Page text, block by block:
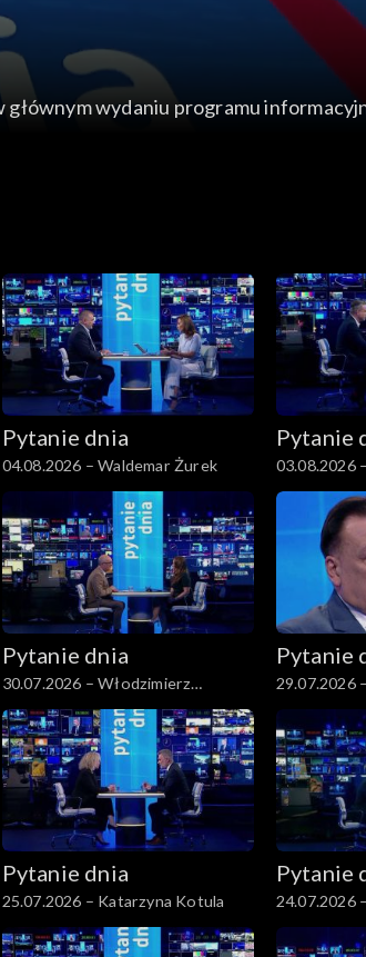
wydaniu programu
Pytanie dnia
04.08.2026 – Waldemar Żurek
Pytanie
03.08.2026
Pytanie dnia
30.07.2026 – Włodzimierz
Czarzasty
Pytanie
29.07.2026
Pytanie dnia
25.07.2026 – Katarzyna Kotula
Pytanie
24.07.2026